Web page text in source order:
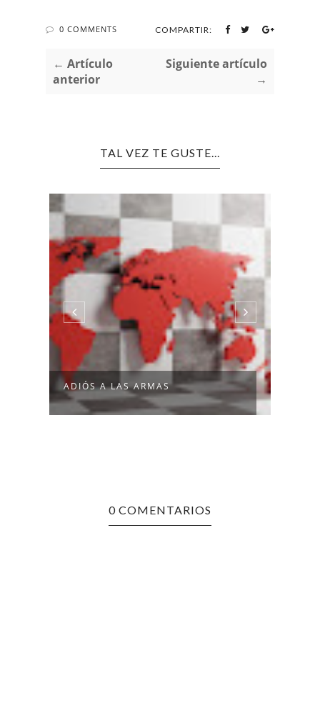
0 COMMENTS COMPARTIR:
← Artículo
anterior
Siguiente artículo
→
TAL VEZ TE GUSTE...
ADIÓS A LAS ARMAS
0 COMENTARIOS